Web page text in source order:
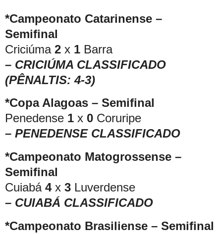
*Campeonato Catarinense –
Semifinal
Criciúma 2 x 1 Barra
– CRICIÚMA CLASSIFICADO
(PÊNALTIS: 4-3)
*Copa Alagoas – Semifinal
Penedense 1 x 0 Coruripe
– PENEDENSE CLASSIFICADO
*Campeonato Matogrossense –
Semifinal
Cuiabá 4x 3 Luverdense
– CUIABÁ CLASSIFICADO
*Campeonato Brasiliense – Semifinal